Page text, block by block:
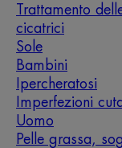
Trattamento
cicatrici
Sole
Bambini
Ipercheratosi
Imperfezioni
Uomo
Pelle grassa,